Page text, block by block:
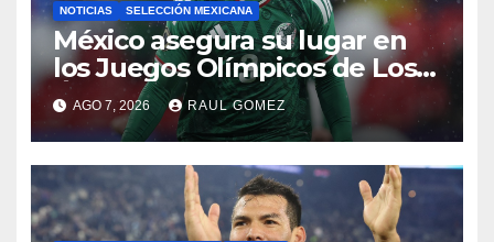
NOTICIAS SELECCIÓN MEXICANA
México asegura su lugar en
los Juegos Olímpicos de Los
Ángeles 2028
AGO 7, 2026 RAUL GOMEZ